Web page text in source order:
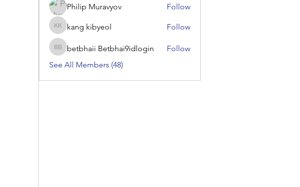
Philip Muravyov Follow
kang kibyeol
kang kibyeol Follow
betbhaii Betbhai9idlogin
betbhaii Betbhai9idlogin
Follow
See All Members (48)